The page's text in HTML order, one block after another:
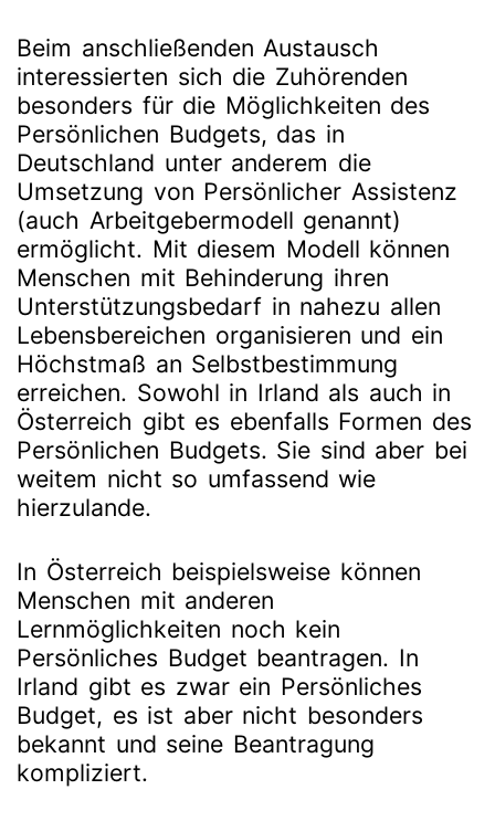
Beim anschließenden Austausch
interessierten sich die Zuhörenden
besonders für die Möglichkeiten des
Persönlichen Budgets, das in
Deutschland unter anderem die
Umsetzung von Persönlicher Assistenz
(auch Arbeitgebermodell genannt)
ermöglicht. Mit diesem Modell können
Menschen mit Behinderung ihren
Unterstützungsbedarf in nahezu allen
Lebensbereichen organisieren und ein
Höchstmaß an Selbstbestimmung
erreichen. Sowohl in Irland als auch in
Österreich gibt es ebenfalls Formen des
Persönlichen Budgets. Sie sind aber bei
weitem nicht so umfassend wie
hierzulande.
In Österreich beispielsweise können
Menschen mit anderen
Lernmöglichkeiten noch kein
Persönliches Budget beantragen. In
Irland gibt es zwar ein Persönliches
Budget, es ist aber nicht besonders
bekannt und seine Beantragung
kompliziert.